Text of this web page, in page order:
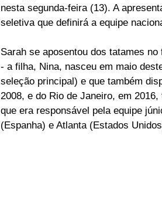
nesta segunda-feira (13). A
seletiva que definirá a equipe
Sarah se aposentou dos tatames
- a filha, Nina, nasceu em maio
seleção principal) e que também
2008, e do Rio de Janeiro, em
que era responsável pela equipe
(Espanha) e Atlanta (Estados